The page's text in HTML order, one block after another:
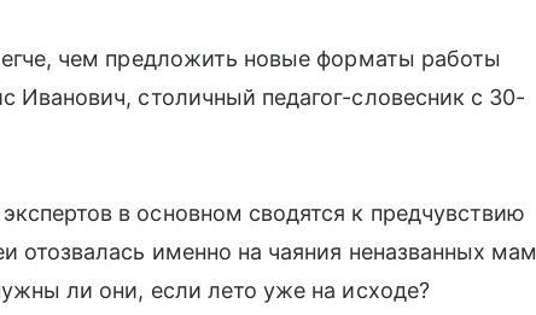
чем предложить новые форматы работы
Иванович, столичный педагог-словесник с 30-
в основном сводятся к предчувствию
отозвалась именно на чаяния неназванных мам
ли они, если лето уже на исходе?